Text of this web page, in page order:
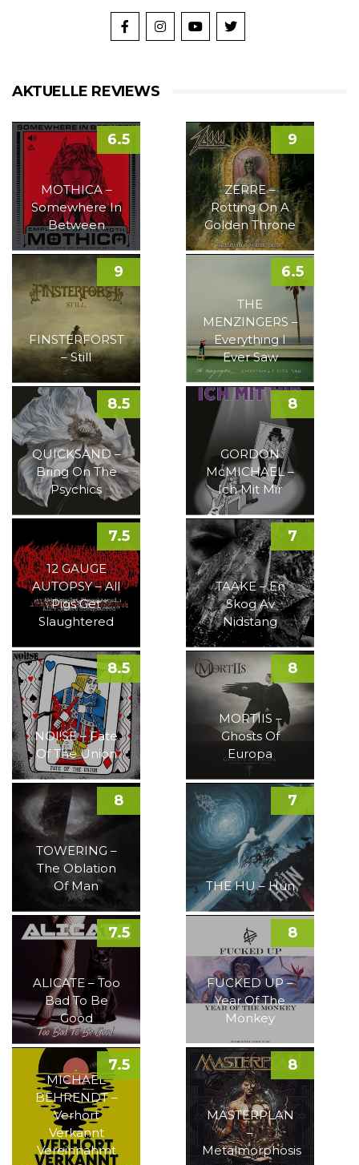
AKTUELLE REVIEWS
MOTHICA –
Somewhere In
Between
6.5
ZERRE –
Rotting On A
Golden Throne
9
FINSTERFORST
– Still
9
THE
MENZINGERS –
Everything I
Ever Saw
6.5
QUICKSAND –
Bring On The
Psychics
8.5
GORDON
McMICHAEL –
Ich Mit Mir
8
12 GAUGE
AUTOPSY – All
Pigs Get
Slaughtered
7.5
TAAKE – En
Skog Av
Nidstang
7
NOI!SE – Fate
Of The Union
8.5
MORTIIS –
Ghosts Of
Europa
8
TOWERING –
The Oblation
Of Man
8
THE HU – Hun
7
ALICATE – Too
Bad To Be
Good
7.5
FUCKED UP –
Year Of The
Monkey
8
MICHAEL
BEHRENDT –
Verhört
Verkannt
Vereinnahmt
7.5
MASTERPLAN
–
Metalmorphosis
8